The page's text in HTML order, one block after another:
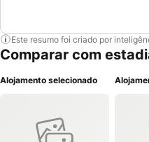
Este resumo foi criado por
Comparar com
Alojamento selecionado